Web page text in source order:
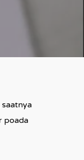
poada